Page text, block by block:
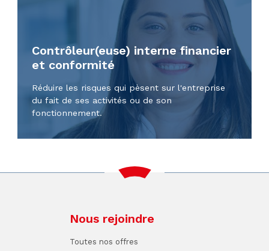
Contrôleur(euse) interne financier
et conformité
Réduire les risques qui pèsent sur l'entreprise
du fait de ses activités ou de son
fonctionnement.
Nous rejoindre
Toutes nos offres